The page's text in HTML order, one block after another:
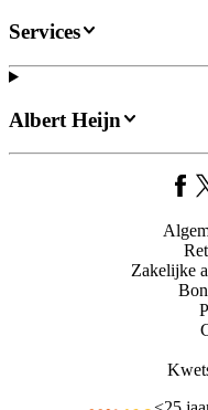
Services
Albert Heijn
Zakelijke